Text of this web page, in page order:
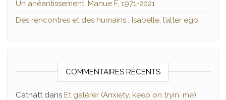
Un anéantissement. Manue F, 1971-2021
Des rencontres et des humains : Isabelle, l’alter ego
COMMENTAIRES RÉCENTS
Catnattdans Et galérer (Anxiety, keep on tryin′ me)